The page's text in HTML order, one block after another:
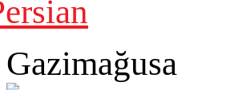
Gazimağusa